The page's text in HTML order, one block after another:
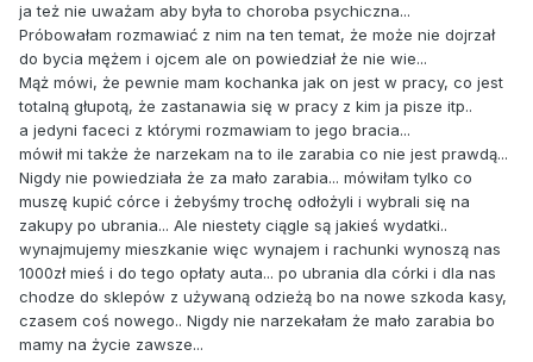
ja też nie uważam aby była to choroba psychiczna...
Próbowałam rozmawiać z nim na ten temat, że może nie dojrzał
do bycia mężem i ojcem ale on powiedział że nie wie...
Mąż mówi, że pewnie mam kochanka jak on jest w pracy, co jest
totalną głupotą, że zastanawia się w pracy z kim ja pisze itp..
a jedyni faceci z którymi rozmawiam to jego bracia...
mówił mi także że narzekam na to ile zarabia co nie jest prawdą...
Nigdy nie powiedziała że za mało zarabia... mówiłam tylko co
muszę kupić córce i żebyśmy trochę odłożyli i wybrali się na
zakupy po ubrania... Ale niestety ciągle są jakieś wydatki..
wynajmujemy mieszkanie więc wynajem i rachunki wynoszą nas
1000zł mieś i do tego opłaty auta... po ubrania dla córki i dla nas
chodze do sklepów z używaną odzieżą bo na nowe szkoda kasy,
czasem coś nowego.. Nigdy nie narzekałam że mało zarabia bo
mamy na życie zawsze...